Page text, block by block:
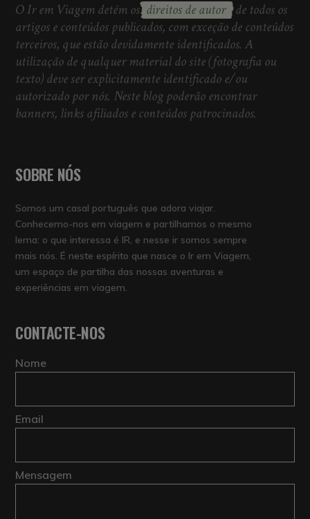
O Ir em Viagem detém os direitos de autor de todos os
artigos e conteúdos publicados, com exceção de conteúdos
terceiros, que estão devidamente identificados. A
utilização de qualquer material do site (fotografia ou
texto) deve ser explicitamente identificado e/ou
autorizado por nós. Neste blog poderão encontrar
banners, links afiliados e conteúdos patrocinados.
SOBRE NÓS
Somos um casal português que adora viajar.
Conhecemo-nos em viagem e partilhamos o mesmo
lema: o que interessa é IR, e nesse ir somos sempre
mais nós. É neste espírito que nasce o Ir em Viagem,
um espaço de partilha das nossas aventuras e
experiências em viagem.
CONTACTE-NOS
Nome
Email
Mensagem